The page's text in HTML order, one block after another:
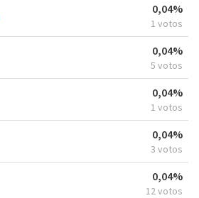
0,04%
1 votos
0,04%
5 votos
0,04%
1 votos
0,04%
3 votos
0,04%
12 votos